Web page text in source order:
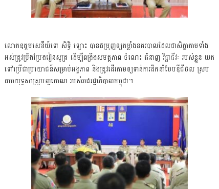
លោកឧត្តមសេនីយ៍ទោ សិទ្ធិ ឡោះ បានជម្រុញឲ្យកម្លាំងនគរបាលដែលជាសិក្ខាកាមទាំង
អស់ត្រូវប្រឹងប្រែងរៀនសូត្រ ដើម្បីពង្រឹងសមត្ថភាព ចំណេះ ជំនាញ វិជ្ជាជីវៈ របស់ខ្លួន យក
ទៅប្រើជាប្រយោជន៍សម្រាប់អង្គភាព និងត្រូវដើរតាមឲ្យទាន់ការដឹកនាំបែបឌីជីថល ស្រប
តាមយុទ្ធសាស្ត្របញ្ចកោណ របស់រាជរដ្ឋាភិបាលកម្ពុជា។